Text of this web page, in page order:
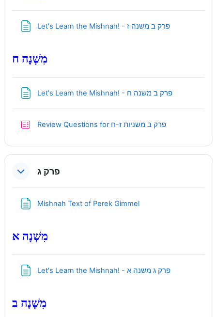
Let's Learn the Mishnah! - פרק ב משנה זPage
מִשְׁנָה ח
Let's Learn the Mishnah! - פרק ב משנה חPage
Review Questions for פרק ב משניות ז-חQuiz
פרק ג
Mishnah Text of Perek GimmelPage
מִשְׁנָה א
Let's Learn the Mishnah! - פרק ג משנה אPage
מִשְׁנָה ב